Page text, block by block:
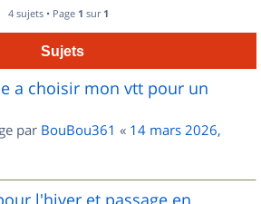
4 sujets • Page 1 sur 1
Sujets
a choisir mon vtt pour un
par BouBou361 « 14 mars 2026,
l'hiver et passage en